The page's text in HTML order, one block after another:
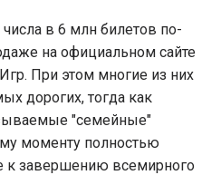
в 6 млн билетов по-
на официальном сайте
При этом многие из них
дорогих, тогда как
"семейные"
моменту полностью
к завершению всемирного